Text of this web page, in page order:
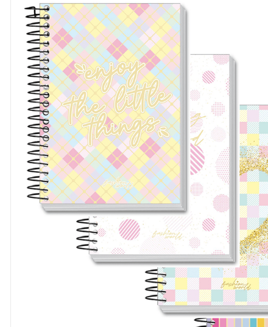
5º caixa
6º papel
7º pincel
8º cola
9º barbante
10º fita